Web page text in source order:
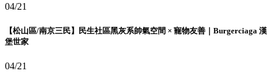
04/21
【松山區/南京三民】民生社區黑灰系帥氣空間 × 寵物友善｜Burgerciaga 漢
堡世家
04/21